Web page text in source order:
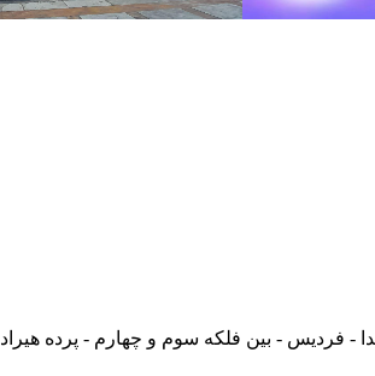
فردیس - بین فلکه سوم و چهارم - پرده هیراد